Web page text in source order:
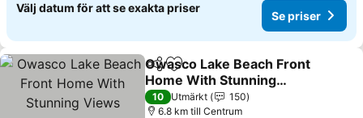
Välj datum för att se exakta priser
Se priser
Dela Lägg till i Mina Favoriter
Owasco Lake Beach Front
Home With Stunning
Views
10 Utmärkt
150
6.8 km till Centrum